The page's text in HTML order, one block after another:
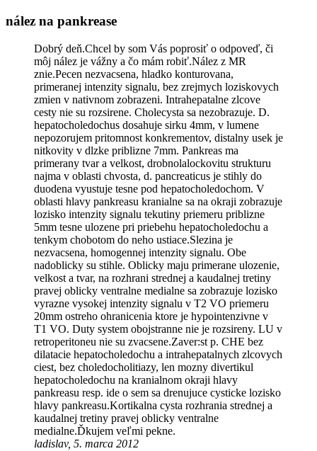
nález na pankrease
Dobrý deň.Chcel by som Vás poprosiť o odpoveď, či
môj nález je vážny a čo mám robiť.Nález z MR
znie.Pecen nezvacsena, hladko konturovana,
primeranej intenzity signalu, bez zrejmych loziskovych
zmien v nativnom zobrazeni. Intrahepatalne zlcove
cesty nie su rozsirene. Cholecysta sa nezobrazuje. D.
hepatocholedochus dosahuje sirku 4mm, v lumene
nepozorujem pritomnost konkrementov, distalny usek je
nitkovity v dlzke priblizne 7mm. Pankreas ma
primerany tvar a velkost, drobnolalockovitu strukturu
najma v oblasti chvosta, d. pancreaticus je stihly do
duodena vyustuje tesne pod hepatocholedochom. V
oblasti hlavy pankreasu kranialne sa na okraji zobrazuje
lozisko intenzity signalu tekutiny priemeru priblizne
5mm tesne ulozene pri priebehu hepatocholedochu a
tenkym chobotom do neho ustiace.Slezina je
nezvacsena, homogennej intenzity signalu. Obe
nadoblicky su stihle. Oblicky maju primerane ulozenie,
velkost a tvar, na rozhrani strednej a kaudalnej tretiny
pravej oblicky ventralne medialne sa zobrazuje lozisko
vyrazne vysokej intenzity signalu v T2 VO priemeru
20mm ostreho ohranicenia ktore je hypointenzivne v
T1 VO. Duty system obojstranne nie je rozsireny. LU v
retroperitoneu nie su zvacsene.Zaver:st p. CHE bez
dilatacie hepatocholedochu a intrahepatalnych zlcovych
ciest, bez choledocholitiazy, len mozny divertikul
hepatocholedochu na kranialnom okraji hlavy
pankreasu resp. ide o sem sa drenujuce cysticke lozisko
hlavy pankreasu.Kortikalna cysta rozhrania strednej a
kaudalnej tretiny pravej oblicky ventralne
medialne.Ďkujem veľmi pekne.
ladislav, 5. marca 2012